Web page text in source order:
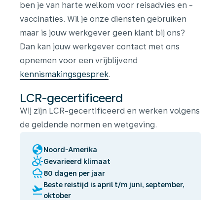
ben je van harte welkom voor reisadvies en -
vaccinaties. Wil je onze diensten gebruiken
maar is jouw werkgever geen klant bij ons?
Dan kan jouw werkgever contact met ons
opnemen voor een vrijblijvend
kennismakingsgesprek.
LCR-gecertificeerd
Wij zijn LCR-gecertificeerd en werken volgens
de geldende normen en wetgeving.
globeNoord-Amerika
partly_cloudy_dayGevarieerd klimaat
rainy80 dagen per jaar
flight_takeoffBeste reistijd is april t/m juni, september,
oktober